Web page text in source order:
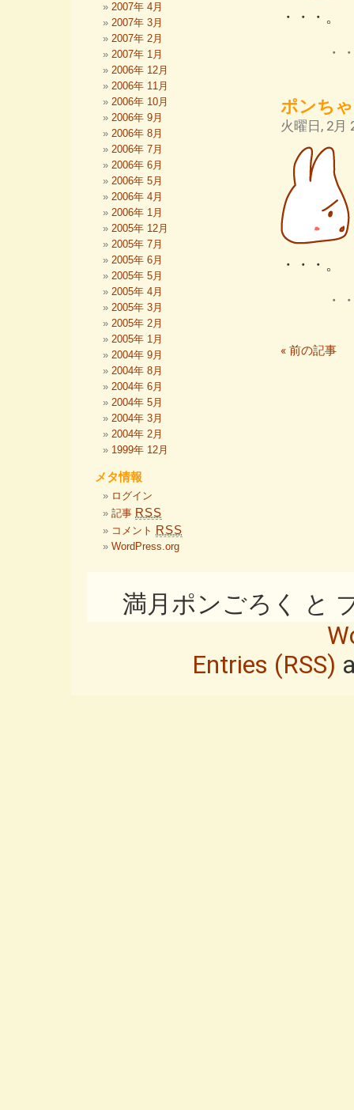
・・・。
・
ポンち
火曜日, 2月
・・・。
・
« 前の記事
2007年 4月
2007年 3月
2007年 2月
2007年 1月
2006年 12月
2006年 11月
2006年 10月
2006年 9月
2006年 8月
2006年 7月
2006年 6月
2006年 5月
2006年 4月
2006年 1月
2005年 12月
2005年 7月
2005年 6月
2005年 5月
2005年 4月
2005年 3月
2005年 2月
2005年 1月
2004年 9月
2004年 8月
2004年 6月
2004年 5月
2004年 3月
2004年 2月
1999年 12月
メタ情報
ログイン
記事 RSS
コメント RSS
WordPress.org
満月ポンごろく と
Entries (RSS)